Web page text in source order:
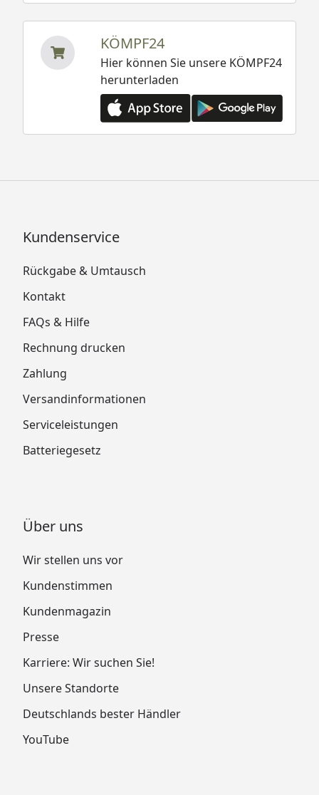
KÖMPF24
Hier können Sie unsere KÖMPF24
herunterladen
Kundenservice
Rückgabe & Umtausch
Kontakt
FAQs & Hilfe
Rechnung drucken
Zahlung
Versandinformationen
Serviceleistungen
Batteriegesetz
Über uns
Wir stellen uns vor
Kundenstimmen
Kundenmagazin
Presse
Karriere: Wir suchen Sie!
Unsere Standorte
Deutschlands bester Händler
YouTube